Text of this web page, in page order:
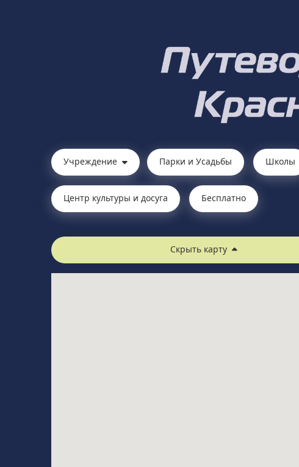
Учреждение Парки и Усадьбы Школы
Центр культуры и досуга Бесплатно
Скрыть карту